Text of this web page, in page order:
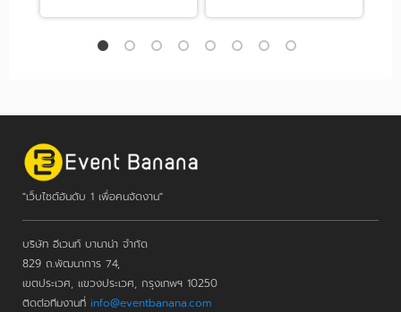
"เว็บไซต์อันดับ 1 เพื่อคนจัดงาน"
บริษัท อีเวนท์ บานาน่า จำกัด
829 ถ.พัฒนาการ 74,
เขตประเวศ, แขวงประเวศ, กรุงเทพฯ 10250
ติดต่อทีมงานที่ info@eventbanana.com